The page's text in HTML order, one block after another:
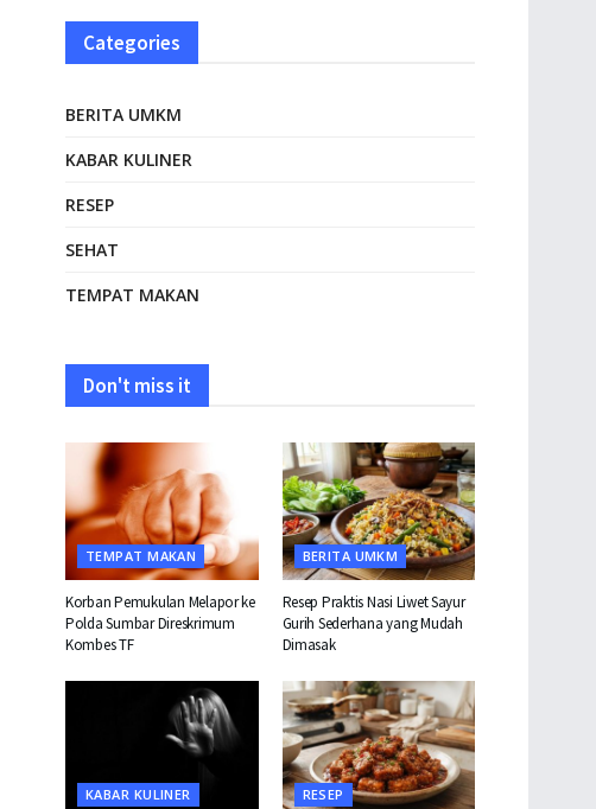
Categories
BERITA UMKM
KABAR KULINER
RESEP
SEHAT
TEMPAT MAKAN
Don't miss it
TEMPAT MAKAN
Korban Pemukulan Melapor ke
Polda Sumbar Direskrimum
Kombes TF
BERITA UMKM
Resep Praktis Nasi Liwet Sayur
Gurih Sederhana yang Mudah
Dimasak
KABAR KULINER RESEP